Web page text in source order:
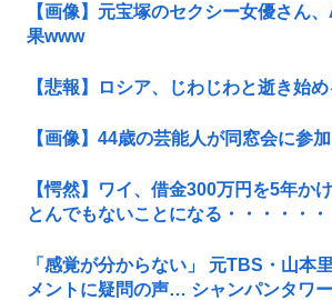
【画像】元宝塚のセクシー女優さん
果www
【悲報】ロシア、じわじわと逝き始め
【画像】44歳の芸能人が同窓会に参
【愕然】ワイ、借金300万円を5年か
とんでもないことになる・・・・・・
「感覚が分からない」 元TBS・山本
メントに疑問の声… シャンパンタワ